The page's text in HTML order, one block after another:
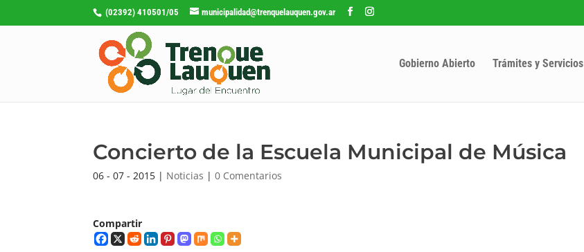
(02392) 410501/05 municipalidad@trenquelauquen.gov.ar
Gobierno Abierto Trámites y Servicios
Concierto de la Escuela Municipal de Música
06 - 07 - 2015 | Noticias |0 Comentarios
Compartir